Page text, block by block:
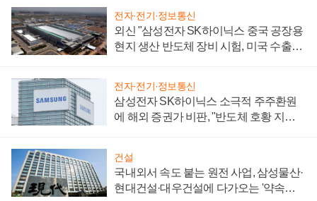
전자·전기·정보통신
외신 "삼성전자 SK하이닉스 중국 공장용
현지 생산 반도체 장비 시험, 미국 수출통
전자·전기·정보통신
삼성전자 SK하이닉스 소극적 주주환원
에 해외 증권가 비판, "반도체 호황 지속
건설
국내외서 속도 붙는 원전 사업, 삼성물산·
현대건설·대우건설에 다가오는 '약속의